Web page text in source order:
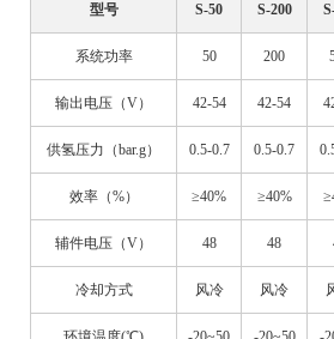
型号 S-50 S-200
系统功率 50 200
输出电压（V） 42-54 42-54
供氢压力（bar.g） 0.5-0.7 0.5-0.7
效率（%） ≥40% ≥40%
辅件电压（V） 48 48
冷却方式 风冷 风冷